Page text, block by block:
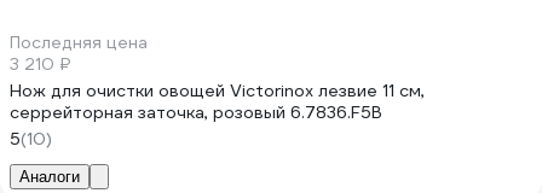
Последняя цена
3 210 ₽
Нож для очистки овощей Victorinox лезвие 11 см,
серрейторная заточка, розовый 6.7836.F5B
5(10)
Аналоги